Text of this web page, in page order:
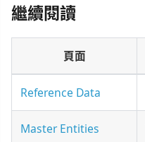
繼續閱讀
頁面
Reference Data
Master Entities